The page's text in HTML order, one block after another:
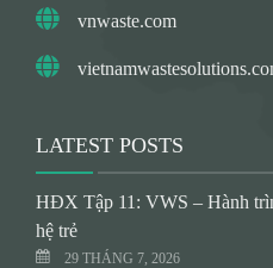
vnwaste.com
LATEST POSTS
HĐX Tập 11: VWS – Hành
hệ trẻ
29 THÁNG 7, 2026